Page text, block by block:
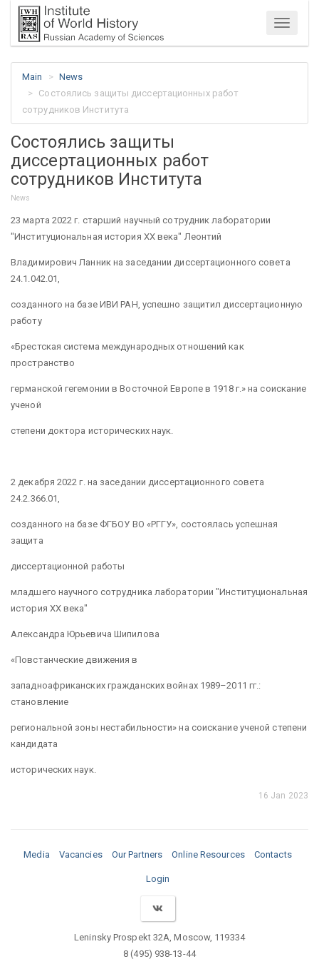
Menu
Main
News
Состоялись защиты диссертационных работ
сотрудников Института
Состоялись защиты
диссертационных работ
сотрудников Института
News
23 марта 2022 г. старший научный сотрудник лаборатории
"Институциональная история XX века" Леонтий
Владимирович Ланник на заседании диссертационного совета
24.1.042.01,
созданного на базе ИВИ РАН, успешно защитил диссертационную
работу
«Брестская система международных отношений как
пространство
германской гегемонии в Восточной Европе в 1918 г.» на соискание
ученой
степени доктора исторических наук.
2 декабря 2022 г. на заседании диссертационного совета
24.2.366.01,
созданного на базе ФГБОУ ВО «РГГУ», состоялась успешная
защита
диссертационной работы
младшего научного сотрудника лаборатории "Институциональная
история XX века"
Александра Юрьевича Шипилова
«Повстанческие движения в
западноафриканских гражданских войнах 1989–2011 гг.:
становление
региональной зоны нестабильности» на соискание ученой степени
кандидата
исторических наук.
16 Jan 2023
Media Vacancies Our Partners Online Resources Contacts
Login
Leninsky Prospekt 32A, Moscow, 119334
8 (495) 938-13-44